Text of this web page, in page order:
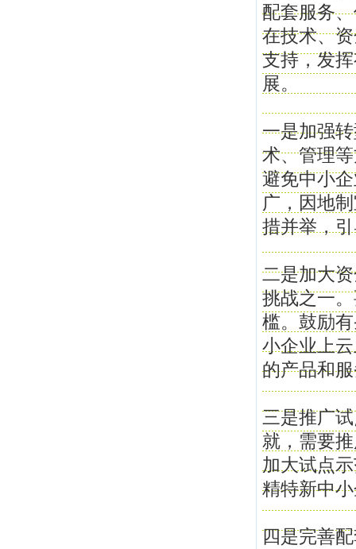
配套服务
在技术、
支持，发
展。
一是加强
术、管理
避免中小
广，因地
措并举，
二是加大
挑战之一
槛。鼓励
小企业上
的产品和
三是推广
就，需要
加大试点
精特新中
四是完善